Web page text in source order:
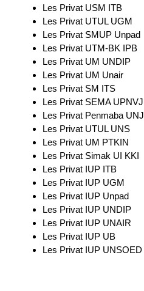
Les Privat USM ITB
Les Privat UTUL UGM
Les Privat SMUP Unpad
Les Privat UTM-BK IPB
Les Privat UM UNDIP
Les Privat UM Unair
Les Privat SM ITS
Les Privat SEMA UPNVJ
Les Privat Penmaba UNJ
Les Privat UTUL UNS
Les Privat UM PTKIN
Les Privat Simak UI KKI
Les Privat IUP ITB
Les Privat IUP UGM
Les Privat IUP Unpad
Les Privat IUP UNDIP
Les Privat IUP UNAIR
Les Privat IUP UB
Les Privat IUP UNSOED